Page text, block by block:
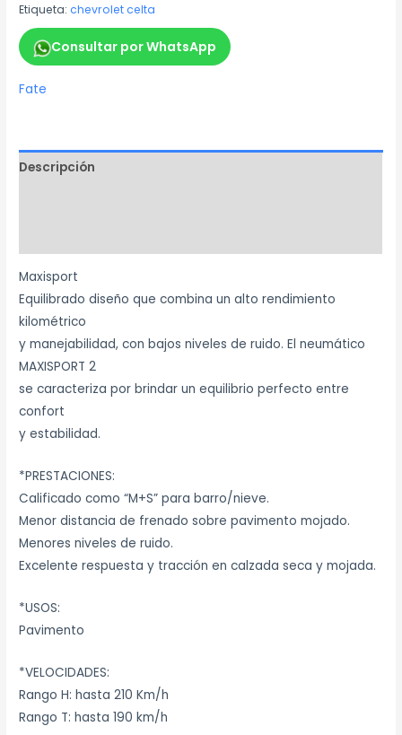
Etiqueta:chevrolet celta
Consultar por WhatsApp
Fate
Descripción
Maxisport
Equilibrado diseño que combina un alto rendimiento
kilométrico
y manejabilidad, con bajos niveles de ruido. El neumático
MAXISPORT 2
se caracteriza por brindar un equilibrio perfecto entre
confort
y estabilidad.
*PRESTACIONES:
Calificado como “M+S” para barro/nieve.
Menor distancia de frenado sobre pavimento mojado.
Menores niveles de ruido.
Excelente respuesta y tracción en calzada seca y mojada.
*USOS:
Pavimento
*VELOCIDADES:
Rango H: hasta 210 Km/h
Rango T: hasta 190 km/h